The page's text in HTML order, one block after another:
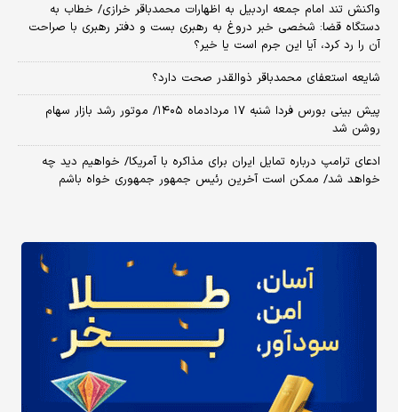
واکنش تند امام جمعه اردبیل به اظهارات محمدباقر خرازی/ خطاب به
دستگاه قضا: شخصی خبر دروغ به رهبری بست و دفتر رهبری با صراحت
آن را رد کرد، آیا این جرم است یا خیر؟
شایعه استعفای محمدباقر ذوالقدر صحت دارد؟
پیش بینی بورس فردا شنبه ۱۷ مردادماه ۱۴۰۵/ موتور رشد بازار سهام
روشن شد
ادعای ترامپ درباره تمایل ایران برای مذاکره با آمریکا/ خواهیم دید چه
خواهد شد/ ممکن است آخرین رئیس‌ جمهور جمهوری خواه باشم